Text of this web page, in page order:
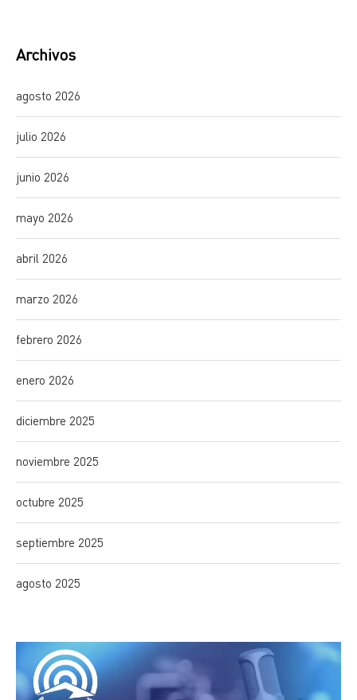
Archivos
agosto 2026
julio 2026
junio 2026
mayo 2026
abril 2026
marzo 2026
febrero 2026
enero 2026
diciembre 2025
noviembre 2025
octubre 2025
septiembre 2025
agosto 2025